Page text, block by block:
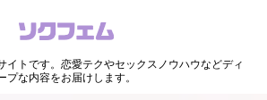
イトです。恋愛テクやセックスノウハウなどディ
プな内容をお届けします。